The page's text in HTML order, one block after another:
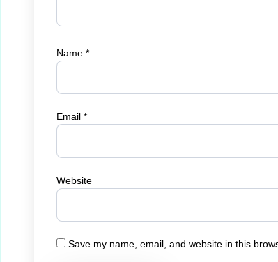
Name *
Email *
Website
Save my name, email, and website in this